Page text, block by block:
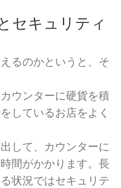
セキュリティ
るのかというと、そ
ウンターに硬貨を積
しているお店をよく
して、カウンターに
間がかかります。長
状況ではセキュリテ